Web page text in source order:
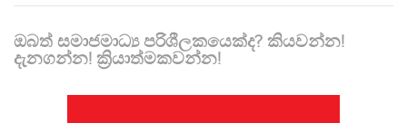
ඔබත් සමාජමාධ්‍ය පරිශීලකයෙක්ද? කියවන්න!
දැනගන්න! ක්‍රියාත්මකවන්න!